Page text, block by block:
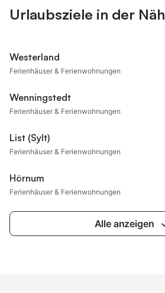
Urlaubsziele in der
Westerland
Ferienhäuser & Ferienwohnungen
Wenningstedt
Ferienhäuser & Ferienwohnungen
List (Sylt)
Ferienhäuser & Ferienwohnungen
Hörnum
Ferienhäuser & Ferienwohnungen
Alle anzeigen